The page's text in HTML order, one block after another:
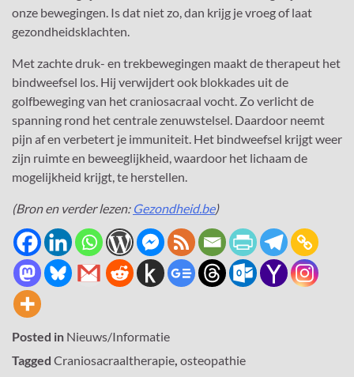
onze bewegingen. Is dat niet zo, dan krijg je vroeg of laat
gezondheidsklachten.
Met zachte druk- en trekbewegingen maakt de therapeut het
bindweefsel los. Hij verwijdert ook blokkades uit de
golfbeweging van het craniosacraal vocht. Zo verlicht de
spanning rond het centrale zenuwstelsel. Daardoor neemt
pijn af en verbetert je immuniteit. Het bindweefsel krijgt weer
zijn ruimte en beweeglijkheid, waardoor het lichaam de
mogelijkheid krijgt, te herstellen.
(Bron en verder lezen: Gezondheid.be)
Posted in Nieuws/Informatie
Tagged Craniosacraaltherapie, osteopathie